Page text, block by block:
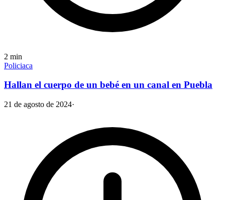
2 min
Policiaca
Hallan el cuerpo de un bebé en un canal en Puebla
21 de agosto de 2024·